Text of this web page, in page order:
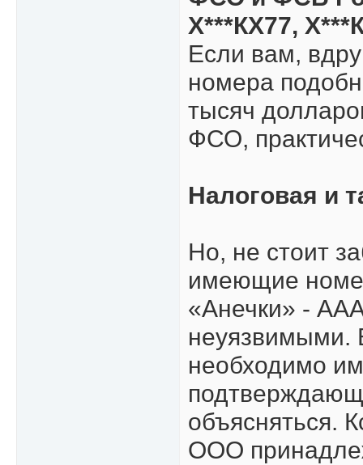
Х***КХ77,
Если вам,
номера
тысяч
ФСО,
Налоговая и
Но, не стоит
имеющие
«Анечки» -
неуязвимыми.
необходимо
объясняться.
ООО